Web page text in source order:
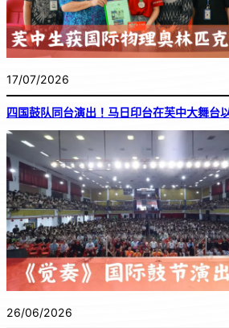
17/07/2026
四国鼓队同台演出！马日印台在芙中大舞台
26/06/2026